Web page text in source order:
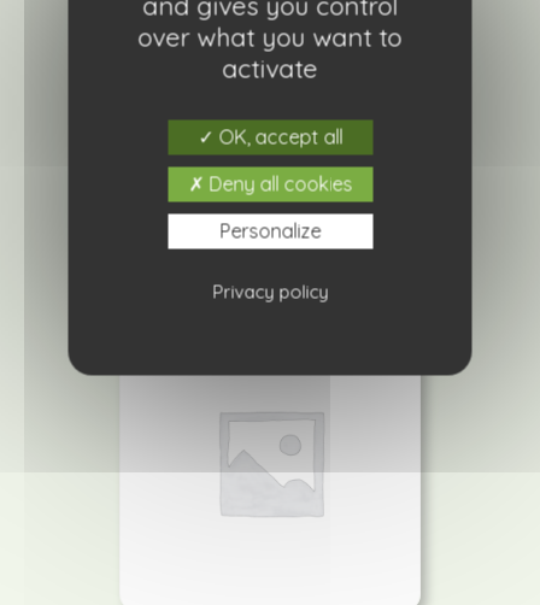
4,20€
Ajouter à ma liste de courses
over what you want to
activate
OK, accept all
Deny all cookies
Personalize
Privacy policy